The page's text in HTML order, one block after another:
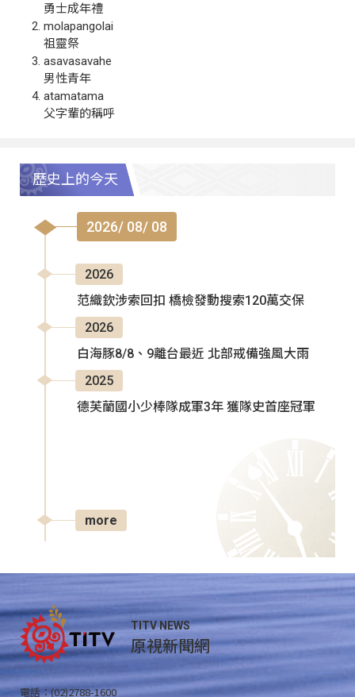
勇士成年禮
molapangolai
祖靈祭
asavasavahe
男性青年
atamatama
父字輩的稱呼
歷史上的今天
2026/ 08/ 08
2026
范織欽涉索回扣 橋檢發動搜索120萬交保
2026
白海豚8/8、9離台最近 北部戒備強風大雨
2025
德芙蘭國小少棒隊成軍3年 獲隊史首座冠軍
more
TITV NEWS
原視新聞網
電話：(02)2788-1600